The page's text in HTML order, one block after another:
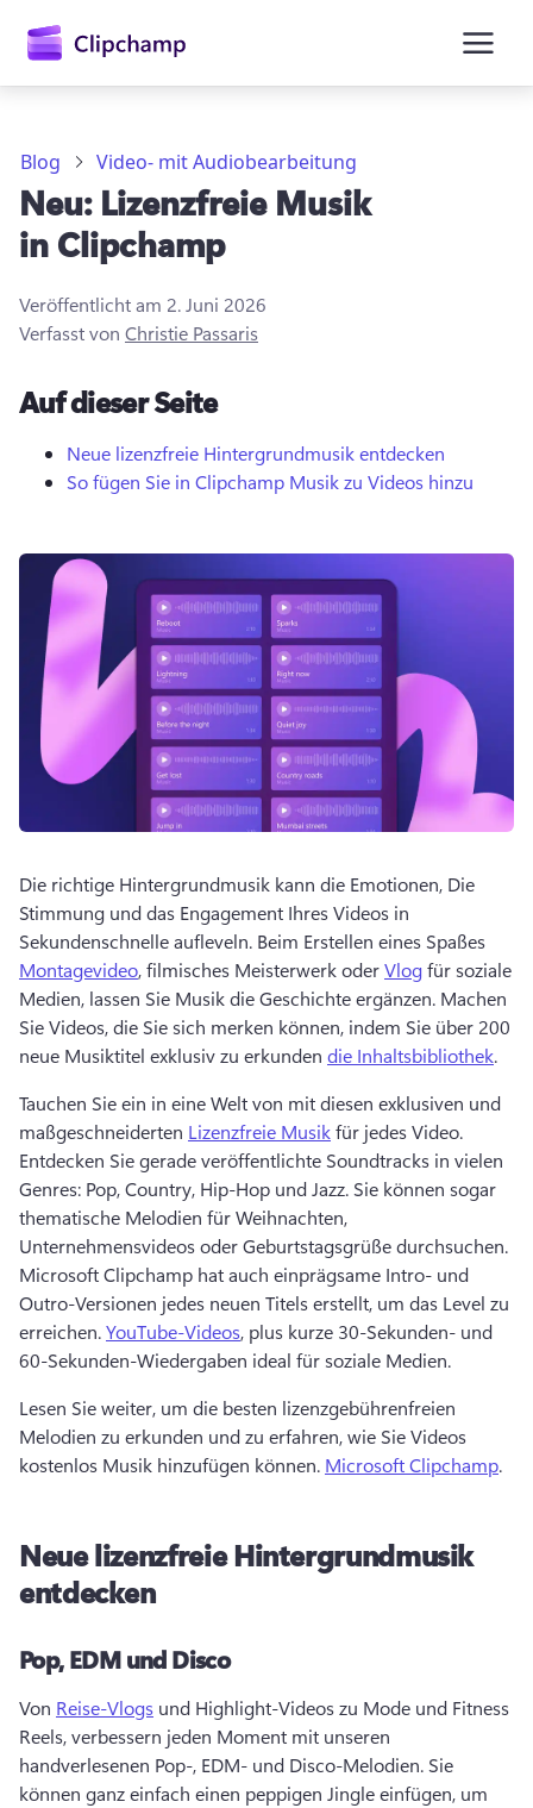
Anmelden
Blog Video- mit Audiobearbeitung
Neu: Lizenzfreie Musik
in Clipchamp
Veröffentlicht am 2. Juni 2026
Verfasst von Christie Passaris
Auf dieser Seite
Neue lizenzfreie Hintergrundmusik entdecken
So fügen Sie in Clipchamp Musik zu Videos hinzu
Die richtige Hintergrundmusik kann die Emotionen, Die
Stimmung und das Engagement Ihres Videos in
Sekundenschnelle aufleveln. Beim Erstellen eines Spaßes
Montagevideo, filmisches Meisterwerk oder Vlog für soziale
Medien, lassen Sie Musik die Geschichte ergänzen. Machen
Sie Videos, die Sie sich merken können, indem Sie über 200
neue Musiktitel exklusiv zu erkunden die Inhaltsbibliothek.
Tauchen Sie ein in eine Welt von mit diesen exklusiven und
maßgeschneiderten Lizenzfreie Musik
Entdecken Sie gerade veröffentlichte Soundtracks in vielen
Genres: Pop, Country, Hip-Hop und Jazz. Sie können sogar
thematische Melodien für Weihnachten,
Microsoft Clipchamp hat auch einprägsame Intro- und
Outro-Versionen jedes neuen Titels erstellt, um das Level zu
erreichen. YouTube-Videos, plus kurze 30-Sekunden- und
60-Sekunden-Wiedergaben ideal für soziale Medien.
Lesen Sie weiter, um die besten lizenzgebührenfreien
Melodien zu erkunden und zu erfahren, wie Sie Videos
kostenlos Musik hinzufügen können. Microsoft Clipchamp.
Neue lizenzfreie Hintergrundmusik
entdecken
Pop, EDM und Disco
Von Reise-Vlogs und Highlight-Videos zu Mode und Fitness
Reels, verbessern jeden Moment mit unseren
handverlesenen Pop-, EDM- und Disco-Melodien. Sie
können ganz einfach einen peppigen Jingle einfügen, um